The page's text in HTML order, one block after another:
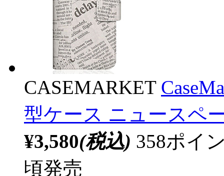
CASEMARKET
型ケース ニュースペ
¥3,580(税込) 358ポイ
頃発売